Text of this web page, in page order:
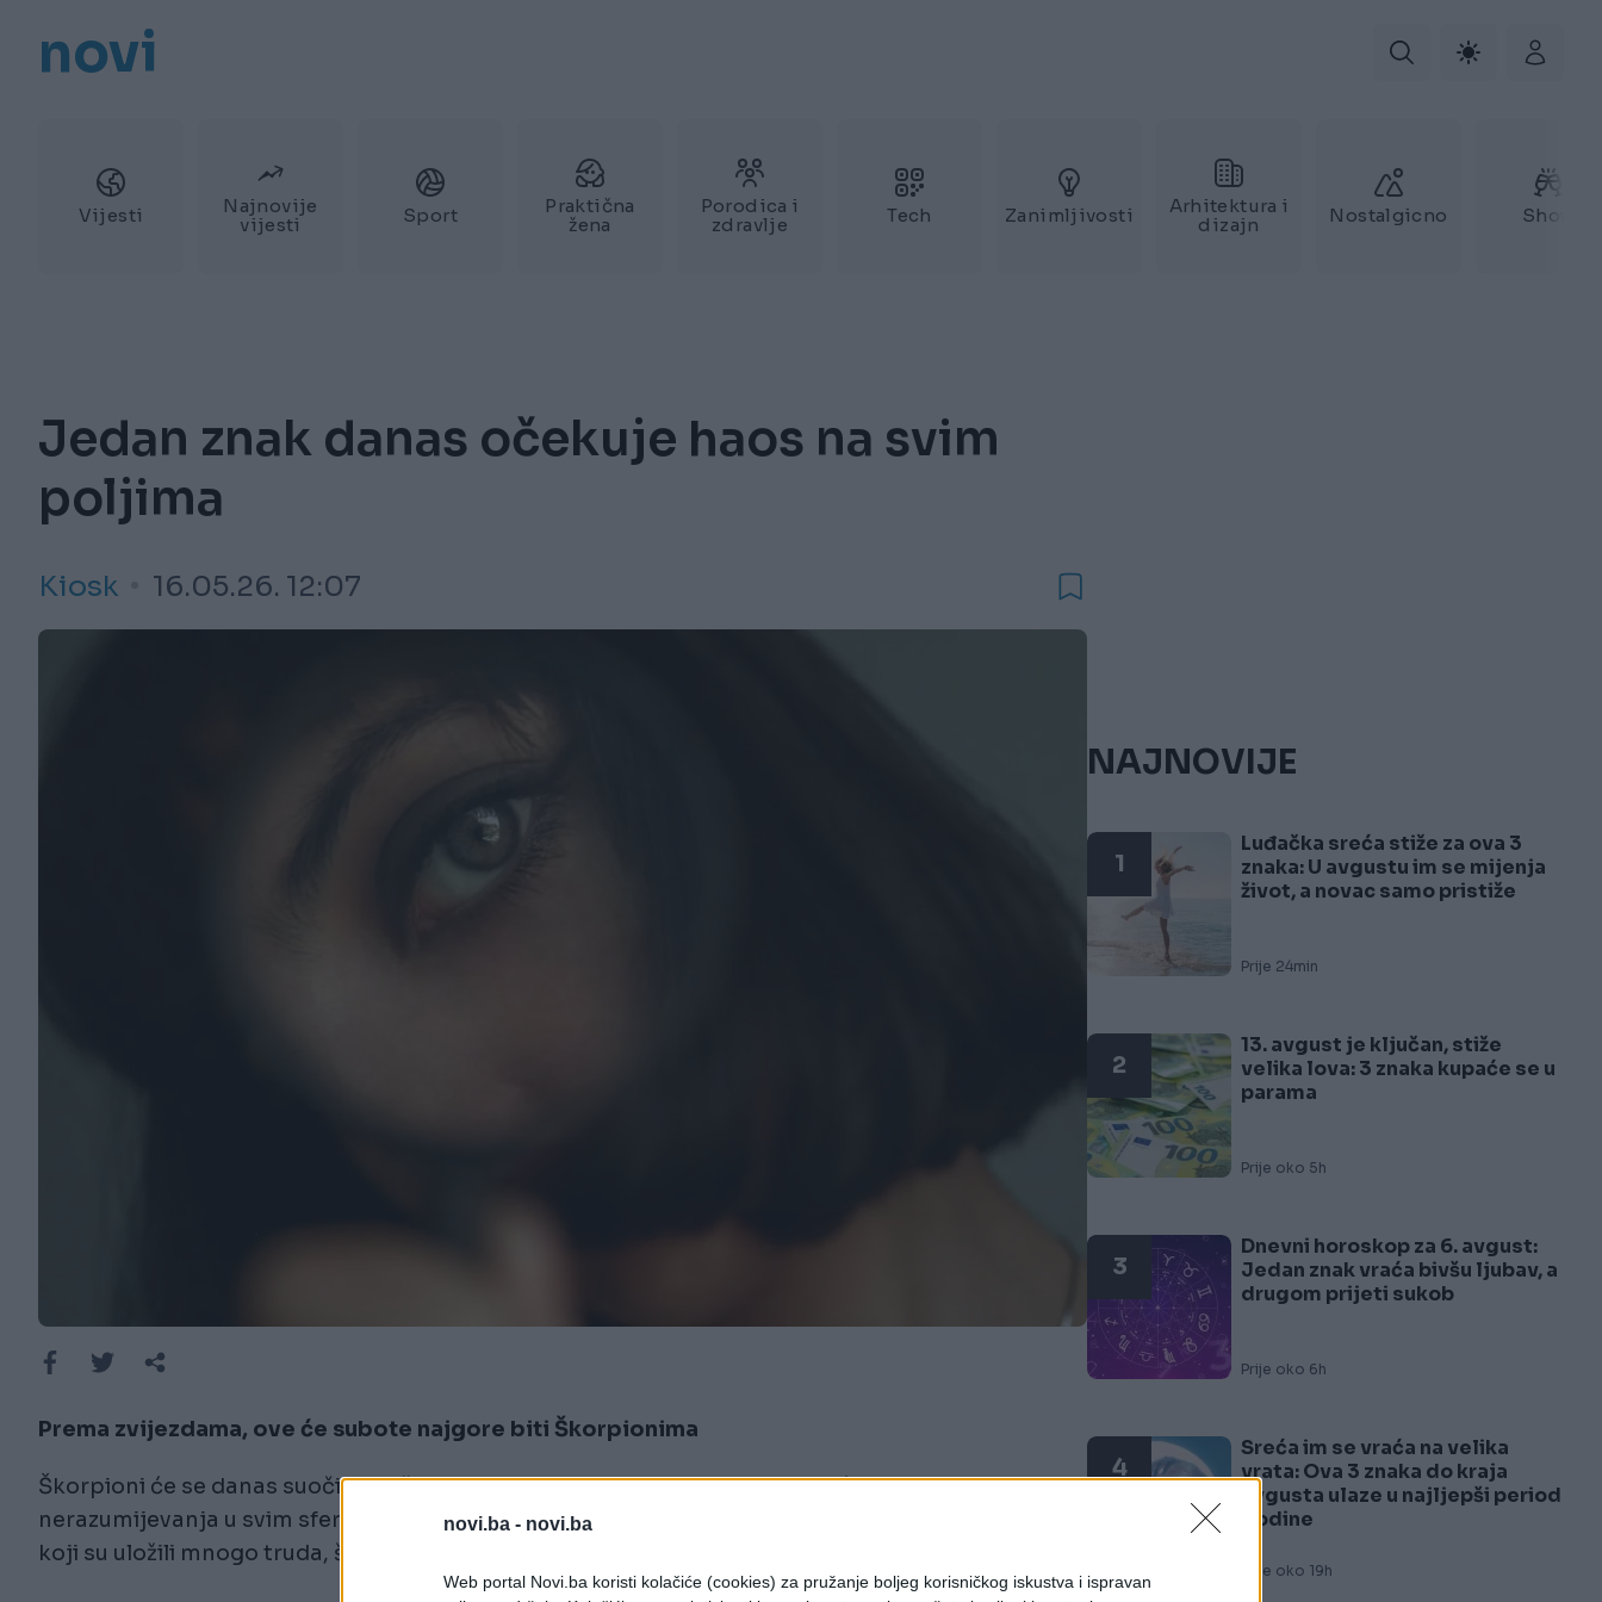
novi.ba - novi.ba
Web portal Novi.ba koristi kolačiće (cookies) za pružanje boljeg korisničkog iskustva i ispravan
novi
Vijesti
Najnovije
vijesti
Sport
Praktična
žena
Porodica i
zdravlje
Tech Zanimljivosti
Arhitektura i
dizajn
Nostalgicno Show
Jedan znak danas očekuje haos na svim
poljima
Kiosk 16.05.26. 12:07
Prema zvijezdama, ove će subote najgore biti Škorpionima
Škorpioni će se danas suočiti s teškim aspektom Saturna koji donosi osjećaj zastoja i
nerazumijevanja u svim sferama života. Na poslu je moguća ozbiljna kritika ili odgoda projekta u
koji su uložili mnogo truda, što će uzrokovati frustraciju.
NAJNOVIJE
1
Luđačka sreća stiže za ova 3
znaka: U avgustu im se mijenja
život, a novac samo pristiže
Prije 24min
2
13. avgust je ključan, stiže
velika lova: 3 znaka kupaće se u
parama
Prije oko 5h
3
Dnevni horoskop za 6. avgust:
Jedan znak vraća bivšu ljubav, a
drugom prijeti sukob
Prije oko 6h
4
Sreća im se vraća na velika
vrata: Ova 3 znaka do kraja
avgusta ulaze u najljepši period
godine
Prije oko 19h